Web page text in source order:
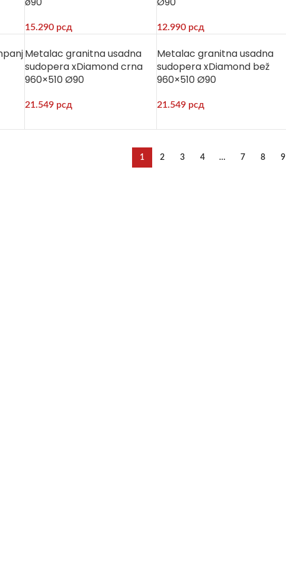
15.290 рсд 12.990 рсд
Metalac granitna usadna
sudopera xDiamond crna
960×510 Ø90
21.549 рсд
Metalac granitna usadna
sudopera xDiamond bež
960×510 Ø90
21.549 рсд
1 2 3 4 … 7 8 9